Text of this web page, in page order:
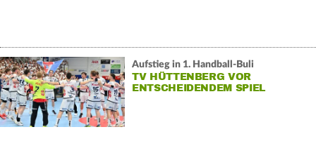
Aufstieg in 1. Handball-Buli
TV HÜTTENBERG VOR
ENTSCHEIDENDEM SPIEL